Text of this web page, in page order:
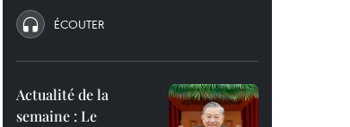
ÉCOUTER
Actualité de la
semaine : Le